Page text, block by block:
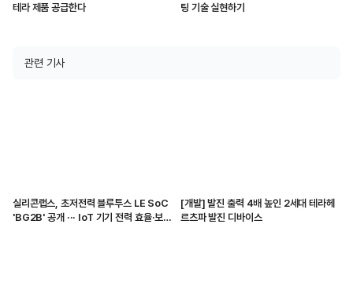
테라 제품 공급한다
팅 기술 실현하기
관련 기사
실리콘랩스, 초저전력 블루투스 LE SoC
'BG2B' 공개 ··· IoT 기기 전력 효율·보안
[개발] 발진 출력 4배 높인 2세대 테라헤
르츠파 발진 디바이스